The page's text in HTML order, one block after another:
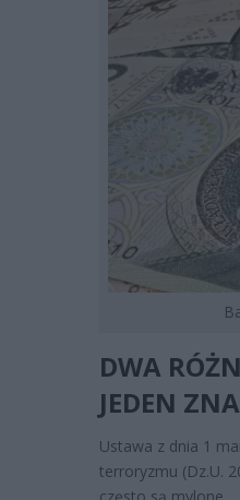
DWA
JEDEN
Ustawa z dnia 1
terroryzmu (Dz.U.
często są mylone.